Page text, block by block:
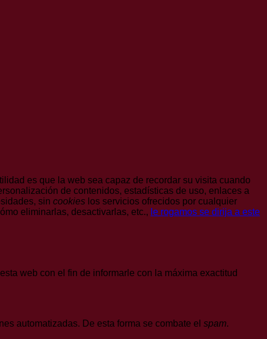
es que la web sea capaz de recordar su visita cuando
de contenidos, estadísticas de uso, enlaces a
sin cookies los servicios ofrecidos por cualquier
eliminarlas, desactivarlas, etc., le rogamos se dirija a este
web con el fin de informarle con la máxima exactitud
automatizadas. De esta forma se combate el spam.